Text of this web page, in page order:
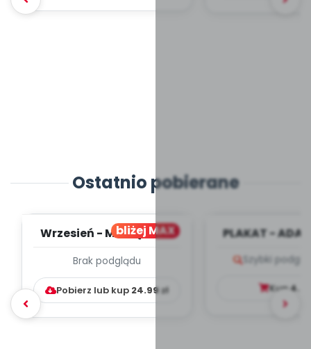
Ostatnio pobierane
bliżej MAX
Wrzesień - MIESIĘCZNY
WYCHOWAWCZO –
DYDAKTYC...
Brak podglądu
Pobierz lub kup 24.99 zł
PLAKAT -
Szybki
Kup